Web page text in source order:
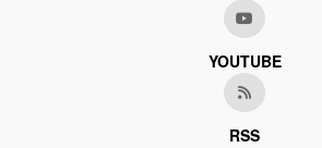
YOUTUBE
RSS